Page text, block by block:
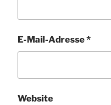
E-Mail-Adresse*
Website